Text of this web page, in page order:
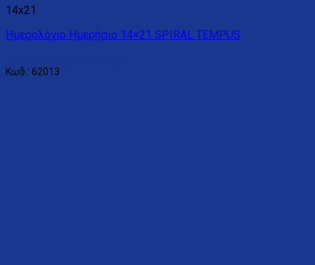
14x21
Ημερολόγιο Ημερήσιο 14×21 SPIRAL TEMPUS
Κωδ.: 62013